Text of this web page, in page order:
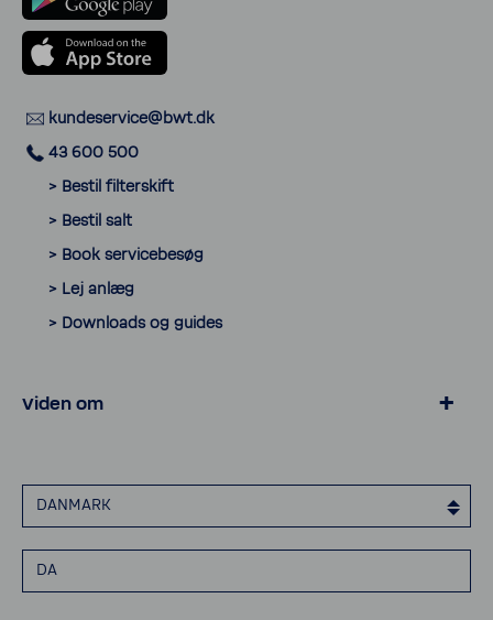
kunde­ser­vice@bwt.dk
43 600 500
> Bestil filter­skift
> Bestil salt
> Book servi­ce­besøg
> Lej anlæg
> Down­loads og guides
Viden om
> Cookies
> Elek­tro­nisk faktu­re­ring
DANMARK
DA